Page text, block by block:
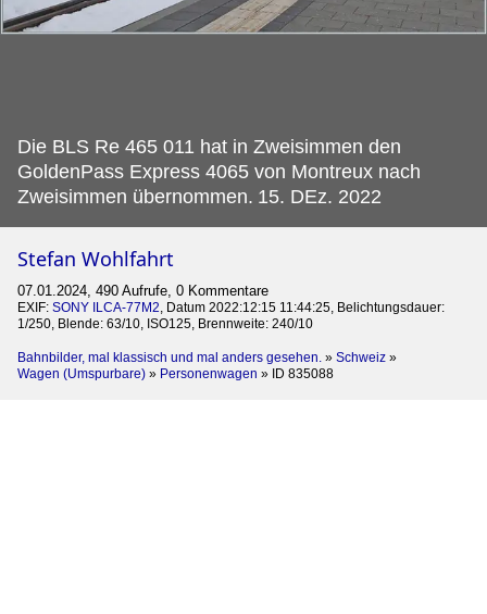
Die BLS Re 465 011 hat in Zweisimmen den
GoldenPass Express 4065 von Montreux nach
Zweisimmen übernommen. 15. DEz. 2022
Stefan Wohlfahrt
07.01.2024, 490 Aufrufe, 0 Kommentare
EXIF: SONY ILCA-77M2 , Datum 2022:12:15 11:44:25, Belichtungsdauer:
1/250, Blende: 63/10, ISO125, Brennweite: 240/10
Bahnbilder, mal klassisch und mal anders gesehen. » Schweiz »
Wagen (Umspurbare) » Personenwagen » ID 835088